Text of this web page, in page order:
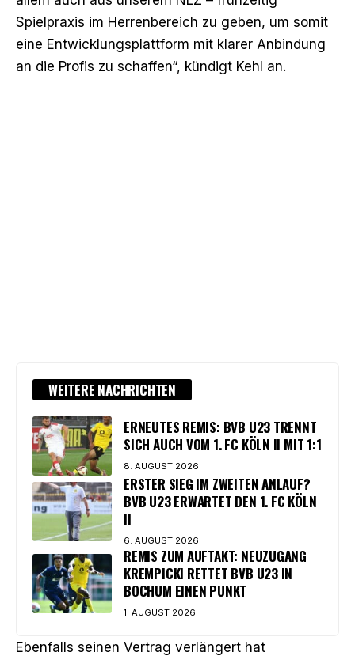
Spielpraxis im Herrenbereich zu geben, um somit
eine Entwicklungsplattform mit klarer Anbindung
an die Profis zu schaffen“, kündigt Kehl an.
WEITERE NACHRICHTEN
ERNEUTES REMIS: BVB U23 TRENNT
SICH AUCH VOM 1. FC KÖLN II MIT 1:1
8. AUGUST 2026
ERSTER SIEG IM ZWEITEN ANLAUF?
BVB U23 ERWARTET DEN 1. FC KÖLN
II
6. AUGUST 2026
REMIS ZUM AUFTAKT: NEUZUGANG
KREMPICKI RETTET BVB U23 IN
BOCHUM EINEN PUNKT
1. AUGUST 2026
Ebenfalls seinen Vertrag verlängert hat